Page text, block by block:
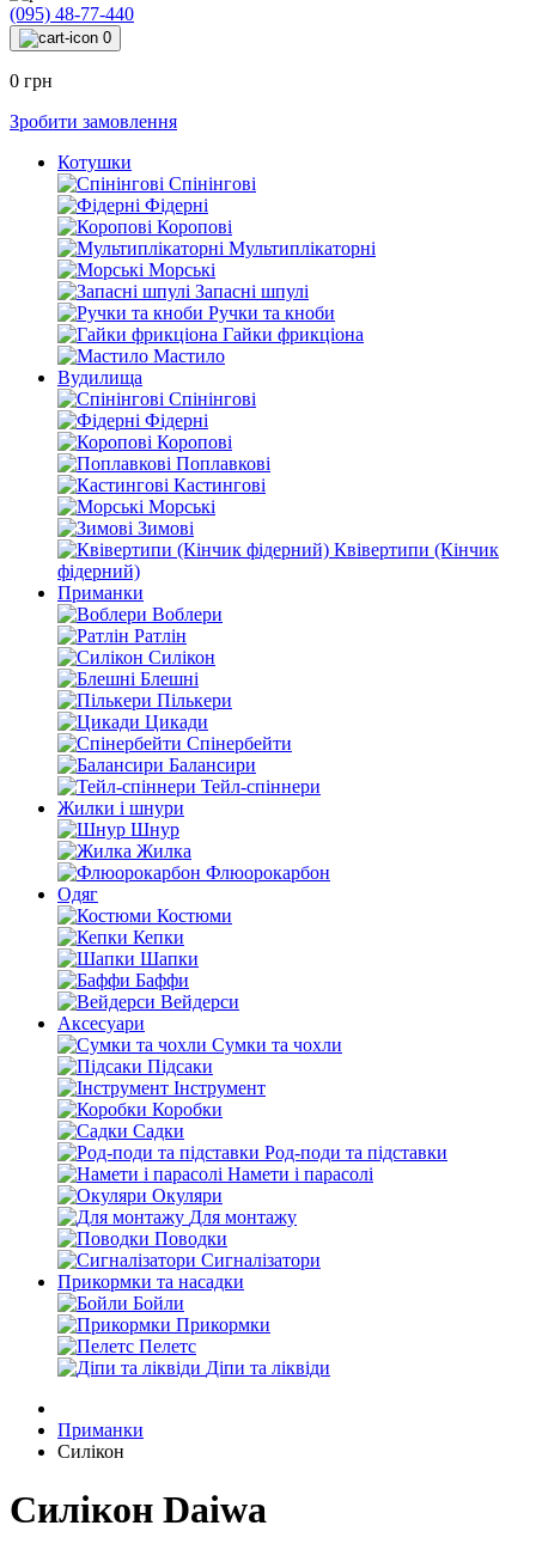
(095) 48-77-440
0
0 грн
Зробити замовлення
Котушки
Спінінгові
Фідерні
Коропові
Мультиплікаторні
Морські
Запасні шпулі
Ручки та кноби
Гайки фрикціона
Мастило
Вудилища
Спінінгові
Фідерні
Коропові
Поплавкові
Кастингові
Морські
Зимові
Квівертипи (Кінчик
фідерний)
Приманки
Воблери
Ратлін
Силікон
Блешні
Пількери
Цикади
Спінербейти
Балансири
Тейл-спіннери
Жилки і шнури
Шнур
Жилка
Флюорокарбон
Одяг
Костюми
Кепки
Шапки
Баффи
Вейдерси
Аксесуари
Сумки та чохли
Підсаки
Інструмент
Коробки
Садки
Род-поди та підставки
Намети і парасолі
Окуляри
Для монтажу
Поводки
Сигналізатори
Прикормки та насадки
Бойли
Прикормки
Пелетс
Діпи та ліквіди
Приманки
Силікон
Силікон Daiwa